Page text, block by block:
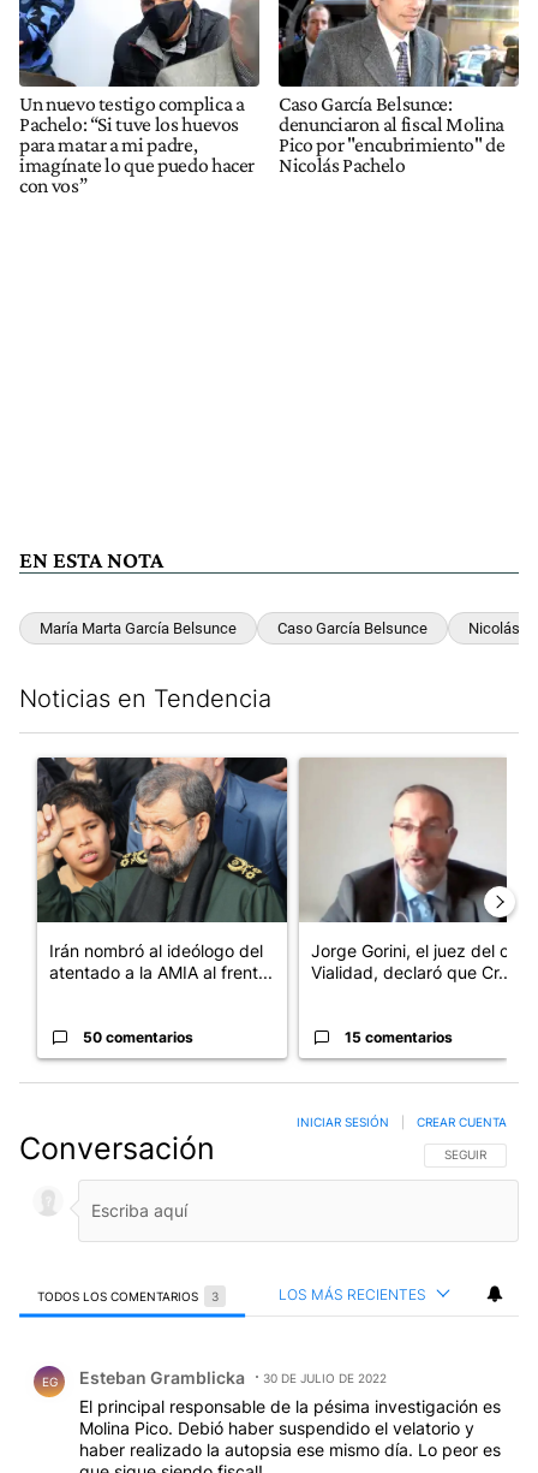
Un nuevo testigo complica a
Pachelo: “Si tuve los huevos
para matar a mi padre,
imagínate lo que puedo hacer
con vos”
Caso García Belsunce:
denunciaron al fiscal Molina
Pico por "encubrimiento" de
Nicolás Pachelo
EN ESTA NOTA
María Marta García Belsunce Caso García Belsunce Nicolás
Noticias en Tendencia
Un artículo de tendencia con el título "Irán nombró al ideólogo
Irán nombró al ideólogo del
atentado a la AMIA al frent...
50 comentarios
Jorge Gorini, el juez del caso
Vialidad, declaró que Cr...
15 comentarios
Conversación SIGA ESTA
SEGUIR
INICIAR SESIÓN CREAR CUENTA
TODOS LOS COMENTARIOS 3 LOS MÁS RECIENTES
EG Esteban Gramblicka 30 DE JULIO DE 2022
El principal responsable de la pésima investigación es
Molina Pico. Debió haber suspendido el velatorio y
haber realizado la autopsia ese mismo día. Lo peor es